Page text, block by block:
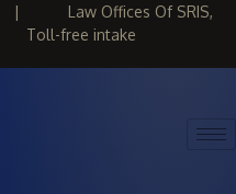
| Law Offices Of SRIS,
Toll-free intake